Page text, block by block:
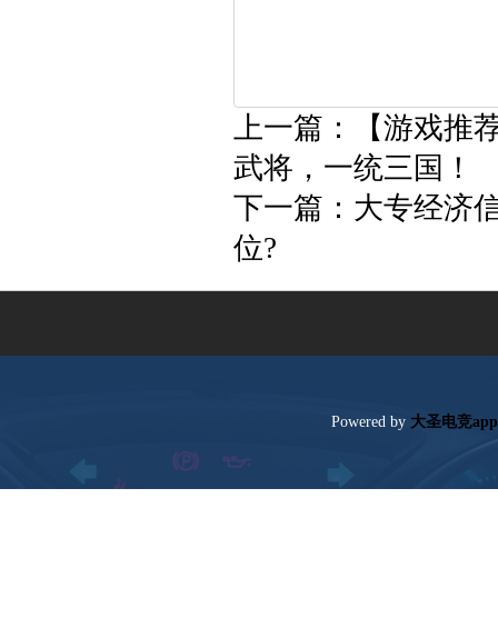
上一篇：
【游戏推
武将，一统三国！
下一篇： 大专经济
位?
Poweredby 大圣电竞